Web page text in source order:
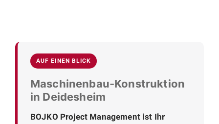
AUF EINEN BLICK
Maschinenbau-Konstruktion
in Deidesheim
BOJKO Project Management ist Ihr